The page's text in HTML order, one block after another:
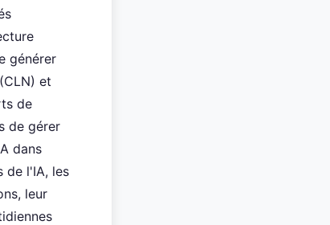
générer
et
de
de gérer
dans
de l'IA, les
leur